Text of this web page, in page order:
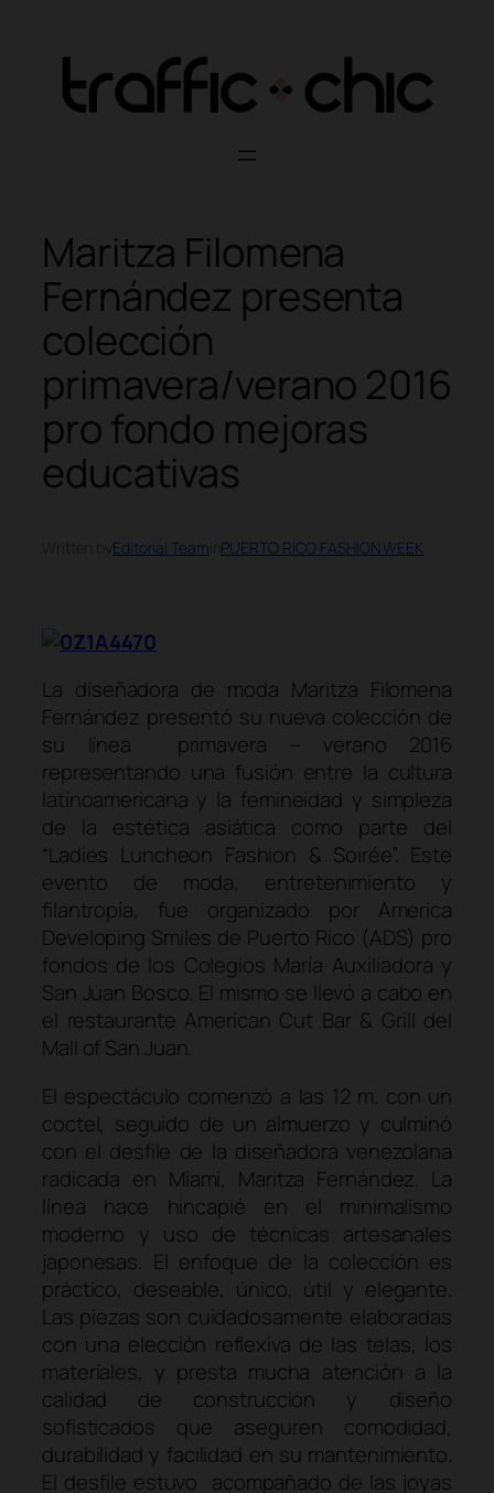
content
Maritza Filomena
Fernández presenta
colección
primavera/verano 2016
pro fondo mejoras
educativas
Editorial Team PUERTO RICO FASHION WEEK
La diseñadora de moda Maritza Filomena
Fernández presentó su nueva colección de
su línea primavera – verano 2016
representando una fusión entre la cultura
latinoamericana y la femineidad y simpleza
de la estética asiática como parte del
“Ladies Luncheon Fashion & Soirée”. Este
evento de moda, entretenimiento y
filantropía, fue organizado por America
Developing Smiles de Puerto Rico (ADS) pro
fondos de los Colegios María Auxiliadora y
San Juan Bosco. El mismo se llevó a cabo en
el restaurante American Cut Bar & Grill del
Mall of San Juan.
El espectáculo comenzó a las 12 m. con un
coctel, seguido de un almuerzo y culminó
con el desfile de la diseñadora venezolana
radicada en Miami, Maritza Fernández. La
línea hace hincapié en el minimalismo
moderno y uso de técnicas artesanales
japonesas. El enfoque de la colección es
práctico, deseable, único, útil y elegante.
Las piezas son cuidadosamente elaboradas
con una elección reflexiva de las telas, los
materiales, y presta mucha atención a la
calidad de construcción y diseño
sofisticados que aseguren comodidad,
durabilidad y facilidad en su mantenimiento.
El desfile estuvo acompañado de las joyas